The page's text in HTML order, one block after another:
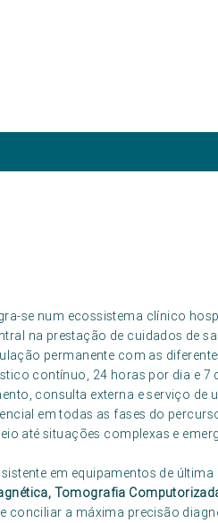
se num ecossistema clínico
na prestação de cuidados de
permanente com as
contínuo, 24 horas por dia e 7
consulta externa e serviço de
em todas as fases do
até situações complexas e
em equipamentos de
Tomografia
conciliar a máxima precisão